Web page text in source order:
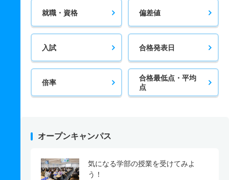
就職・資格 偏差値
入試 合格発表日
倍率
合格最低点・平均
点
オープンキャンパス
気になる学部の授業を受けてみよ
う！